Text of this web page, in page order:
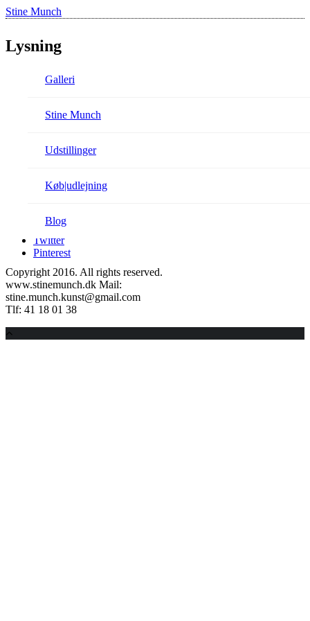
Stine Munch
Galleri
Stine Munch
Udstillinger
Køb|udlejning
Blog
Lysning
Akryl på papir, 55×75 cm
Share:
Facebook
Twitter
Pinterest
Copyright 2016. All rights reserved.
www.stinemunch.dk Mail:
stine.munch.kunst@gmail.com
Tlf: 41 18 01 38